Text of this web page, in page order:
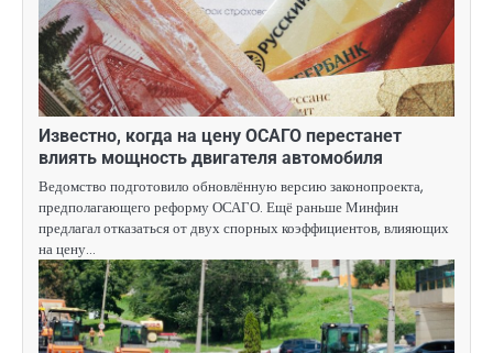
Известно, когда на цену ОСАГО перестанет
влиять мощность двигателя автомобиля
Ведомство подготовило обновлённую версию законопроекта,
предполагающего реформу ОСАГО. Ещё раньше Минфин
предлагал отказаться от двух спорных коэффициентов, влияющих
на цену…